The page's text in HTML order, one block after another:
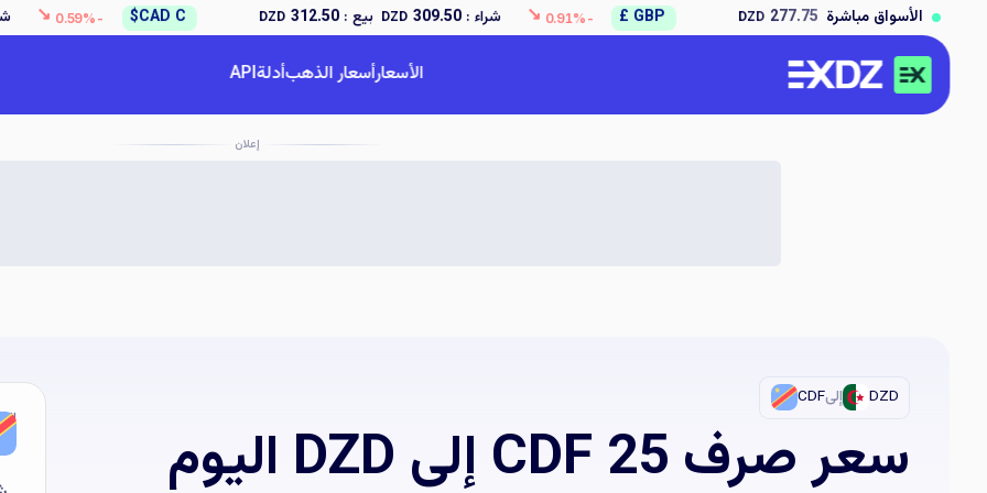
الأسواق مباشرة277.75
DZD
GBP £
↘ شراء :309.50
DZD بيع : 312.50
DZD
CAD C$
↘ شراء : 167.50
DZD
الأسعارأسعار الذهبأدلةAPI
إعلان
CDFإلى DZD
سعر صرف 25 CDF إلى DZD اليوم